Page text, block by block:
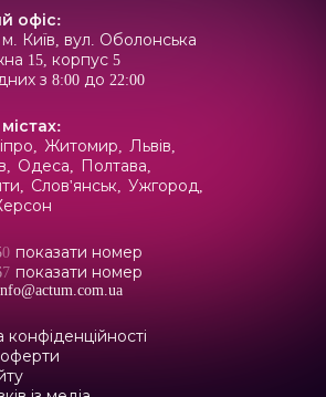
офіс:
м. Київ, вул. Оболонська
15, корпус 5
з 8:00 до 22:00
містах:
Житомир, Львів,
Одеса,
Полтава,
Слов'янськ, Ужгород,
0 показати номер
7 показати номер
конфіденційності